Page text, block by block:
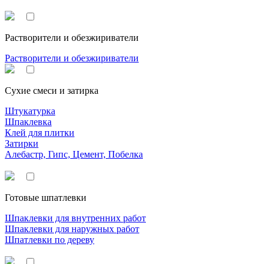
Растворители и обезжириватели
Растворители и обезжириватели
Сухие смеси и затирка
Штукатурка
Шпаклевка
Клей для плитки
Затирки
Алебастр, Гипс, Цемент, Побелка
Готовые шпатлевки
Шпаклевки для внутренних работ
Шпаклевки для наружных работ
Шпатлевки по дереву